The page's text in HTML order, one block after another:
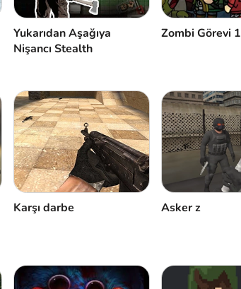
Yukarıdan Aşağıya
Nişancı Stealth
Zombi Görevi 1
Karşı darbe Asker z